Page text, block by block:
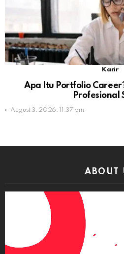
Karir
Apa Itu Portfolio
Profesional
August 3, 2026, 11:37 pm
ABOUT